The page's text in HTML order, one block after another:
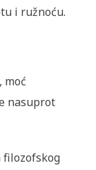
i ružnoću.
moć
nasuprot
filozofskog